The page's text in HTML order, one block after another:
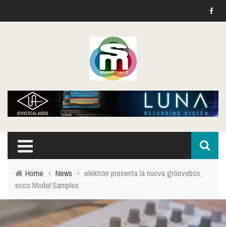
Home › News › elektron presenta la nuova groovebox,
ecco Model:Samples